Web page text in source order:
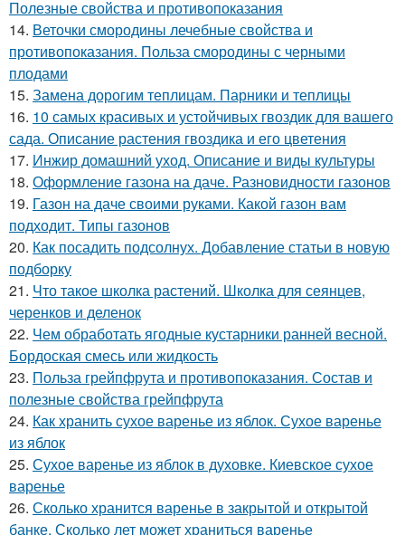
Полезные свойства и противопоказания
14. Веточки смородины лечебные свойства и
противопоказания. Польза смородины с черными
плодами
15. Замена дорогим теплицам. Парники и теплицы
16. 10 самых красивых и устойчивых гвоздик для вашего
сада. Описание растения гвоздика и его цветения
17. Инжир домашний уход. Описание и виды культуры
18. Оформление газона на даче. Разновидности газонов
19. Газон на даче своими руками. Какой газон вам
подходит. Типы газонов
20. Как посадить подсолнух. Добавление статьи в новую
подборку
21. Что такое школка растений. Школка для сеянцев,
черенков и деленок
22. Чем обработать ягодные кустарники ранней весной.
Бордоская смесь или жидкость
23. Польза грейпфрута и противопоказания. Состав и
полезные свойства грейпфрута
24. Как хранить сухое варенье из яблок. Сухое варенье
из яблок
25. Сухое варенье из яблок в духовке. Киевское сухое
варенье
26. Сколько хранится варенье в закрытой и открытой
банке. Сколько лет может храниться варенье